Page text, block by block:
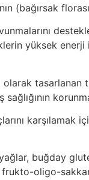
(bağırsak
yüksek enerji
karşılamak
buğday
frukto-oligo-